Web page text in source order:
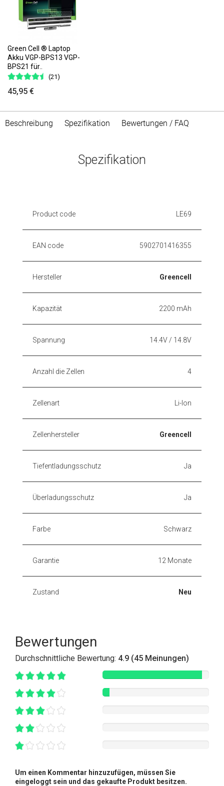
Green Cell ® Laptop
Akku VGP-BPS13 VGP-
BPS21 für..
(21)
45,95 €
Beschreibung Spezifikation Bewertungen / FAQ
Spezifikation
Product code LE69
EAN code 5902701416355
Hersteller Greencell
Kapazität 2200 mAh
Spannung 14.4V / 14.8V
Anzahl die Zellen 4
Zellenart Li-Ion
Zellenhersteller Greencell
Tiefentladungsschutz Ja
Überladungsschutz Ja
Farbe Schwarz
Garantie 12 Monate
Zustand Neu
Bewertungen
Durchschnittliche Bewertung: 4.9 (45 Meinungen)
Um einen Kommentar hinzuzufügen, müssen Sie
eingeloggt sein und das gekaufte Produkt besitzen.